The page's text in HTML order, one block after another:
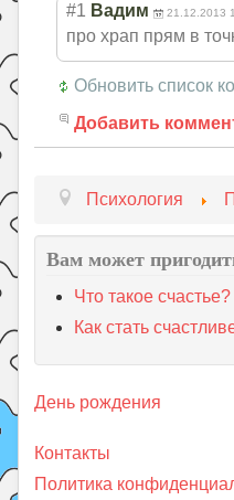
#1 Вадим 21.12.2013
про храп прям в
Обновить список
Добавить
Психология
Вам может
Что такое счастье?
Как стать
День рождения
Контакты
Политика